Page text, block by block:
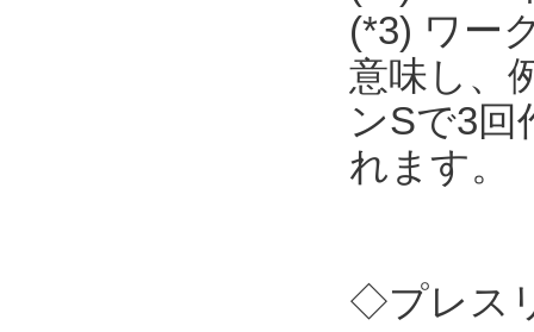
(*3) ワー
意味し、
ンSで3回
れます。
◇プレス